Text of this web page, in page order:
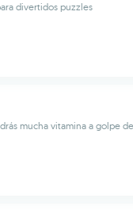
divertidos puzzles
mucha vitamina a golpe